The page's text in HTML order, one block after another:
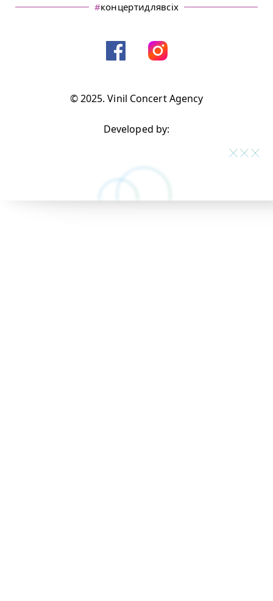
#концертидлявсіх
© 2025. Vinil Concert Agency
Developed by: